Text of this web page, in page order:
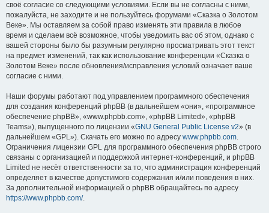
своё согласие со следующими условиями. Если вы не согласны с ними,
пожалуйста, не заходите и не пользуйтесь форумами «Сказка о Золотом
Веке». Мы оставляем за собой право изменять эти правила в любое
время и сделаем всё возможное, чтобы уведомить вас об этом, однако с
вашей стороны было бы разумным регулярно просматривать этот текст
на предмет изменений, так как использование конференции «Сказка о
Золотом Веке» после обновления/исправления условий означает ваше
согласие с ними.
Наши форумы работают под управлением программного обеспечения
для создания конференций phpBB (в дальнейшем «они», «программное
обеспечение phpBB», «www.phpbb.com», «phpBB Limited», «phpBB
Teams»), выпущенного по лицензии «GNU General Public License v2» (в
дальнейшем «GPL»). Скачать его можно по адресу www.phpbb.com.
Ограничения лицензии GPL для программного обеспечения phpBB строго
связаны с организацией и поддержкой интернет-конференций, и phpBB
Limited не несёт ответственности за то, что администрация конференций
определяет в качестве допустимого содержания и/или поведения в них.
За дополнительной информацией о phpBB обращайтесь по адресу
https://www.phpbb.com/.